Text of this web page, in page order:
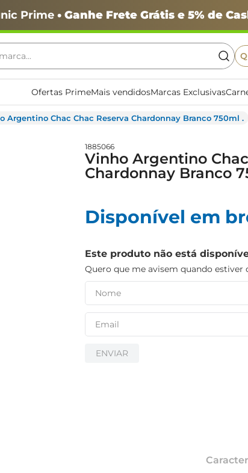
Prime• Ganhe Frete Grátis e 5% de
marca...
Ofertas PrimeMais vendidosMarcas Exclusivas
Argentino Chac Chac Reserva Chardonnay Branco 750ml .
1885066
Vinho Argentino
Chardonnay Branco
Disponível em
Este produto não está
Quero que me avisem quando estiver
ENVIAR